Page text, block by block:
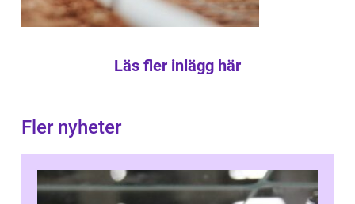
Läs fler inlägg här
Fler nyheter